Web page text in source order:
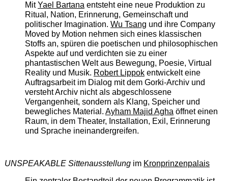
MitYael Bartanaentsteht eine neue Produktion zu
Ritual, Nation, Erinnerung, Gemeinschaft und
politischer Imagination. Wu Tsang und ihre Company
Moved by Motion nehmen sich eines klassischen
Stoffs an, spüren die poetischen und philosophischen
Aspekte auf und verdichten sie zu einer
phantastischen Welt aus Bewegung, Poesie, Virtual
Reality und Musik. Robert Lippokentwickelt eine
Auftragsarbeit im Dialog mit dem Gorki-Archiv und
versteht Archiv nicht als abgeschlossene
Vergangenheit, sondern als Klang, Speicher und
bewegliches Material. Ayham Majid Aghaöffnet einen
Raum, in dem Theater, Installation, Exil, Erinnerung
und Sprache ineinandergreifen.
UNSPEAKABLE Sittenausstellungim Kronprinzenpalais